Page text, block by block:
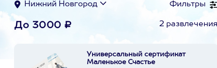
Фильтры
Нижний Новгород
До 3000 ₽ 2
Универсальный сертификат
Маленькое Счастье